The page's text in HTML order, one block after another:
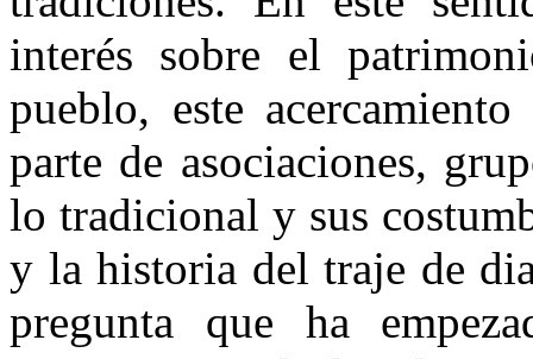
interés sobre el
pueblo, este
parte de asociaciones,
lo tradicional y sus
y la historia del traje de
pregunta que ha